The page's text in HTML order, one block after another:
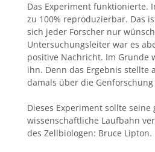
Das Experiment funktionierte.
zu 100% reproduzierbar. Das
sich jeder Forscher nur
Untersuchungsleiter war es
positive Nachricht. Im Grunde
ihn. Denn das Ergebnis stellte
damals über die Genforschung
Dieses Experiment sollte seine
wissenschaftliche Laufbahn
des Zellbiologen: Bruce Lipton.